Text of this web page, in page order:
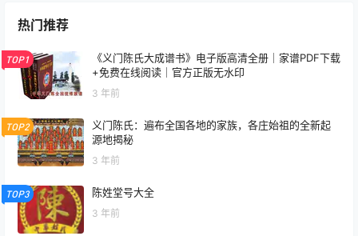
热门推荐
TOP1
《义门陈氏大成谱书》电子版高清全册｜家谱PDF下载
+免费在线阅读｜官方正版无水印
3 年前
TOP2
义门陈氏：遍布全国各地的家族，各庄始祖的全新起
源地揭秘
3 年前
TOP3 陈姓堂号大全
3 年前